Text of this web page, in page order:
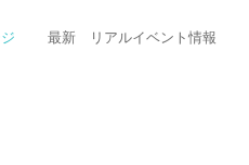
最新 リアルイベント情報